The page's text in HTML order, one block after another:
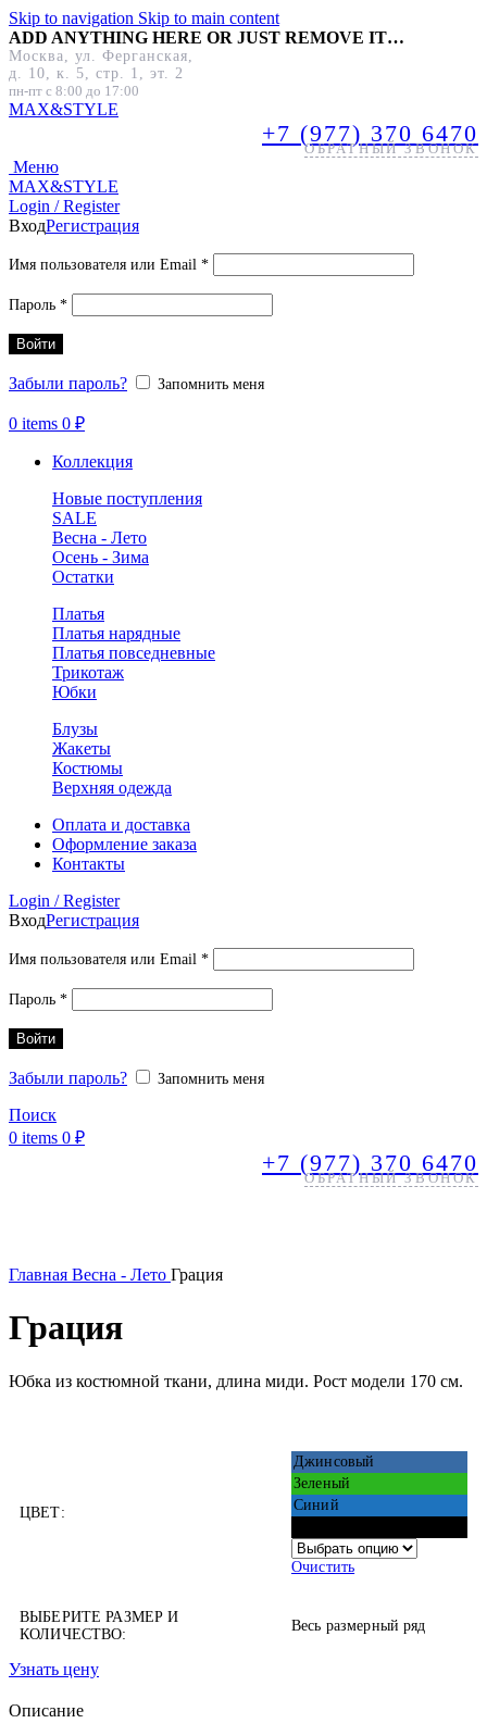
Skip to navigation Skip to main content
ADD ANYTHING HERE OR JUST REMOVE IT…
Москва, ул. Ферганская,
д. 10, к. 5, стр. 1, эт. 2
пн-пт с 8:00 до 17:00
MAX&STYLE
+7 (977) 370 6470
ОБРАТНЫЙ ЗВОНОК
Меню
MAX&STYLE
Login / Register
ВходРегистрация
Имя пользователя или Email *Обязательно
Пароль *Обязательно
Войти
Забыли пароль? Запомнить меня
0 items 0 ₽
Коллекция
Новые поступления
SALE
Весна - Лето
Осень - Зима
Остатки
Платья
Платья нарядные
Платья повседневные
Трикотаж
Юбки
Блузы
Жакеты
Костюмы
Верхняя одежда
Оплата и доставка
Оформление заказа
Контакты
Login / Register
ВходРегистрация
Имя пользователя или Email *Обязательно
Пароль *Обязательно
Войти
Забыли пароль? Запомнить меня
Поиск
0 items 0 ₽
+7 (977) 370 6470
ОБРАТНЫЙ ЗВОНОК
Главная Весна - Лето Грация
Грация
Юбка из костюмной ткани, длина миди. Рост модели 170 см.
ЦВЕТ:
Джинсовый
Зеленый
Синий
Очистить
ВЫБЕРИТЕ РАЗМЕР И
КОЛИЧЕСТВО:
Весь размерный ряд
Узнать цену
Описание